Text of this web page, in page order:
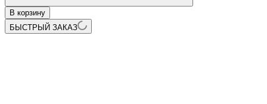
В корзину
БЫСТРЫЙ ЗАКАЗ